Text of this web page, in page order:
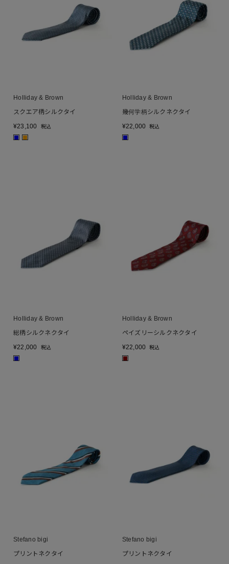
Holliday & Brown
スクエア柄シルクタイ
¥23,100 税込
■ ■
Holliday & Brown
幾何学柄シルクネクタイ
¥22,000 税込
■
Holliday & Brown
総柄シルクネクタイ
¥22,000 税込
■
Holliday & Brown
ペイズリーシルクネクタイ
¥22,000 税込
■
Stefano bigi
プリントネクタイ
Stefano bigi
プリントネクタイ